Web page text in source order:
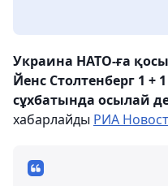
Украина НАТО-ға
Йенс Столтенберг 1 +
сұхбатында осылай
хабарлайды РИА